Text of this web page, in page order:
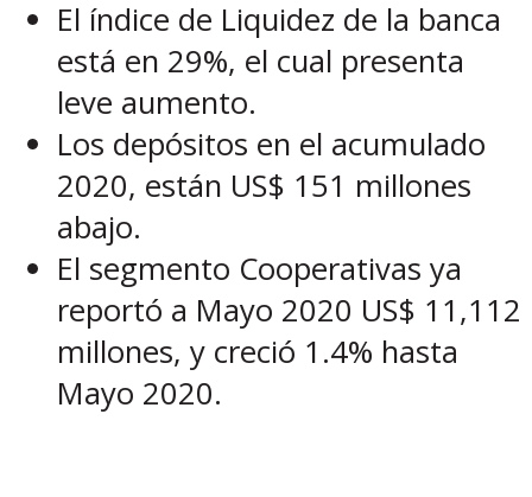
El índice de Liquidez de la banca
está en 29%, el cual presenta
leve aumento.
Los depósitos en el acumulado
2020, están US$ 151 millones
abajo.
El segmento Cooperativas ya
reportó a Mayo 2020 US$ 11,112
millones, y creció 1.4% hasta
Mayo 2020.